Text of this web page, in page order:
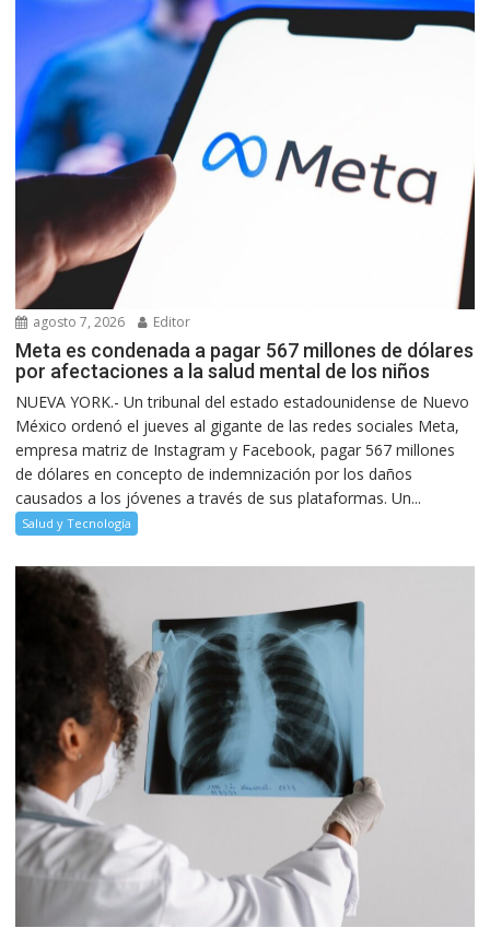
agosto 7, 2026 Editor
Meta es condenada a pagar 567 millones de dólares
por afectaciones a la salud mental de los niños
NUEVA YORK.- Un tribunal del estado estadounidense de Nuevo
México ordenó el jueves al gigante de las redes sociales Meta,
empresa matriz de Instagram y Facebook, pagar 567 millones
de dólares en concepto de indemnización por los daños
causados a los jóvenes a través de sus plataformas. Un...
Salud y Tecnología